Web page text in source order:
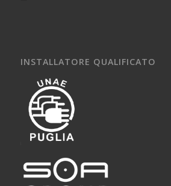
INSTALLATORE QUALIFICATO